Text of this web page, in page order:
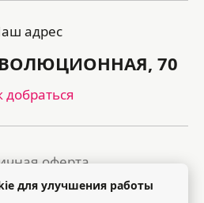
адрес
70
добраться
оферта
персональных данных
для улучшения работы